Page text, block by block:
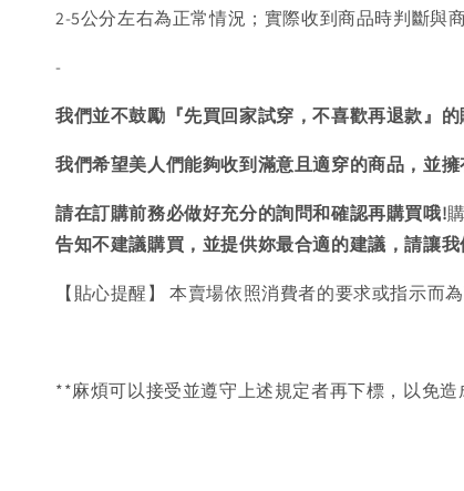
2-5公分左右為正常情況；實際收到商品時判斷與
-
我們並不鼓勵『先買回家試穿，不喜歡再退款』
我們希望美人們能夠收到滿意且適穿的商品，並
請在訂購前務必做好充分的詢問和確認再購買哦!
告知不建議購買， 並提供妳最合適的建議，請讓我
【貼心提醒】 本賣場依照消費者的要求或指示而
**麻煩可以接受並遵守上述規定者再下標，以免